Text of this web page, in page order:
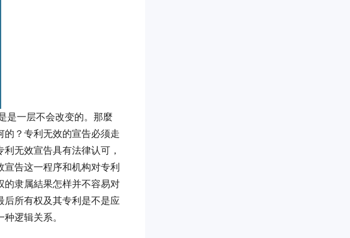
是一层不会改变的。那麼
的？专利无效的宣告必须走
无效宣告具有法律认可，
告这一程序和机构对专利
的隶属結果怎样并不容易对
后所有权及其专利是不是应
逻辑关系。